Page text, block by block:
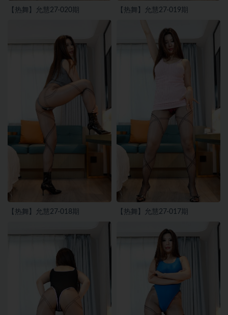
【热舞】允慧27-020期 【热舞】允慧27-019期
【热舞】允慧27-018期 【热舞】允慧27-017期